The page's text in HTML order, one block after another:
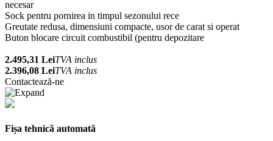
necesar
Sock pentru pornirea in timpul sezonului rece
Greutate redusa, dimensiuni compacte, usor de carat si operat
Buton blocare circuit combustibil (pentru depozitare
2.495,31 LeiTVA inclus
2.396,08 LeiTVA inclus
Contactează-ne
Fișa tehnică automată